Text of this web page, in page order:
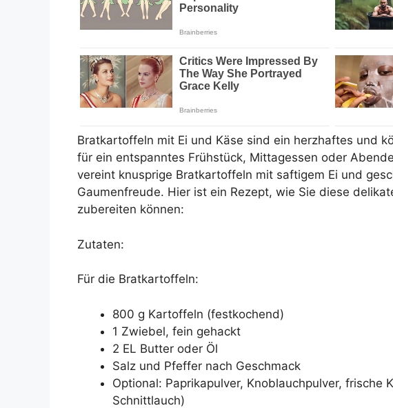
Bratkartoffeln mit Ei und Käse sind ein herzhaftes und
für ein entspanntes Frühstück, Mittagessen oder
vereint knusprige Bratkartoffeln mit saftigem Ei und
Gaumenfreude. Hier ist ein Rezept, wie Sie diese
zubereiten können:
Zutaten:
Für die Bratkartoffeln:
800 g Kartoffeln (festkochend)
1 Zwiebel, fein gehackt
2 EL Butter oder Öl
Salz und Pfeffer nach Geschmack
Optional: Paprikapulver, Knoblauchpulver, frische
Schnittlauch)